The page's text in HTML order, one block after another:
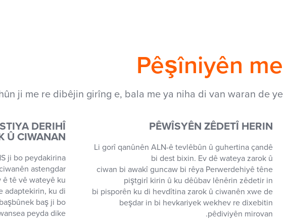
Pêşîniyên me
ji me re dibêjin girîng e, bala me ya niha di van waran de ye:
PÊWÎSYÊN ZÊDETÎ HERIN
Li gorî qanûnên ALN-ê tevlêbûn û guhertina çandê
bi dest bixin. Ev dê wateya zarok û
ciwan bi awakî guncaw bi rêya Perwerdehiyê têne
piştgirî kirin û ku dêûbav lênêrin zêdetir in
bi pisporên ku di hevdîtina zarok û ciwanên xwe de
beşdar in bi hevkariyek wekhev re dixebitin
pêdiviyên mirovan.
DERIHÎ
Û CIWANAN
ji bo peydakirina
astengdar
ê tê vê wateyê ku
adaptekirin, ku di
baş ji bo
peyda dike.